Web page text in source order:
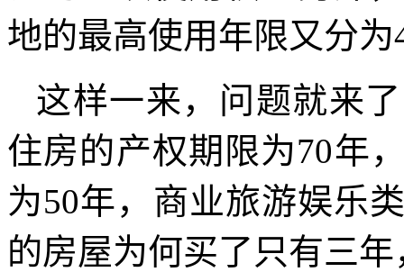
地的最高使用年限又分
这样一来，问题就来
住房的产权期限为70年
为50年，商业旅游娱乐
的房屋为何买了只有三